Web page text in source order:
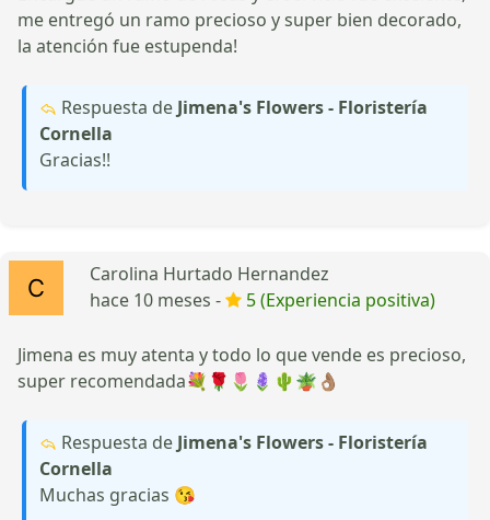
me entregó un ramo precioso y super bien decorado,
la atención fue estupenda!
Respuesta de Jimena's Flowers - Floristería
Cornella
Gracias!!
Carolina Hurtado Hernandez
hace 10 meses -
5 (Experiencia positiva)
Jimena es muy atenta y todo lo que vende es precioso,
super recomendada💐🌹🌷🪻🌵🪴👌🏽
Respuesta de Jimena's Flowers - Floristería
Cornella
Muchas gracias 😘